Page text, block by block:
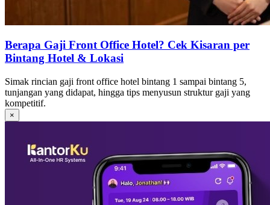
Berapa Gaji Front Office Hotel? Cek Kisaran per
Bintang Hotel & Lokasi
Simak rincian gaji front office hotel bintang 1 sampai bintang 5,
tunjangan yang didapat, hingga tips menyusun struktur gaji yang
kompetitif.
×